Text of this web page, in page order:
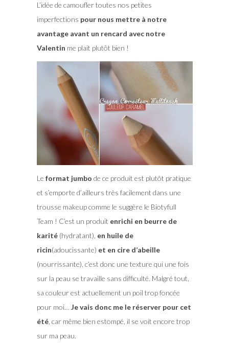
L’idée de camoufler toutes nos petites
imperfections pour nous mettre à notre
avantage avant un rencard avec notre
Valentin me plait plutôt bien !
Le format jumbo de ce produit est plutôt pratique
et s’emporte d’ailleurs très facilement dans une
trousse makeup comme le suggère le Biotyfull
Team ! C’est un produit enrichi en beurre de
karité(hydratant), en huile de
ricin(adoucissante) et en cire d’abeille
(nourrissante), c’est donc une texture qui une fois
sur la peau se travaille sans difficulté. Malgré tout,
sa couleur est actuellement un poil trop foncée
pour moi… Je vais donc me le réserver pour cet
été, car même bien estompé, il se voit encore trop
sur ma peau.